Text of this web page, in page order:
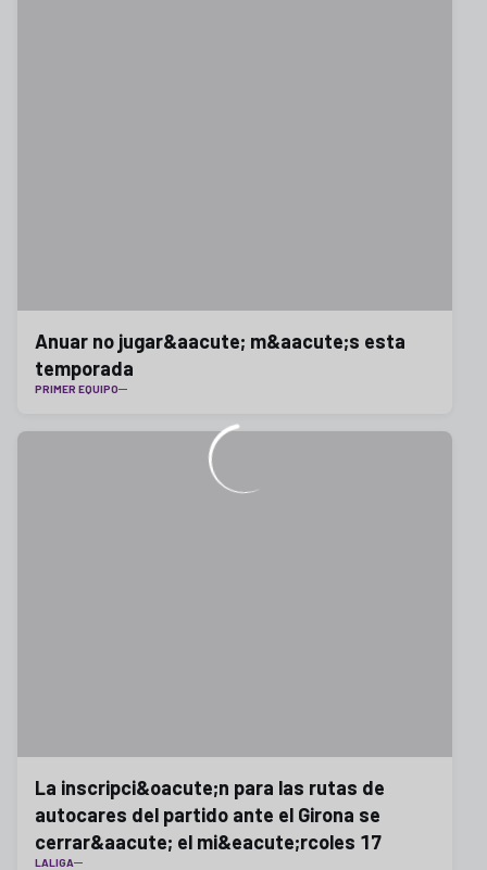
Anuar no jugar&aacute; m&aacute;s esta
temporada
PRIMER EQUIPO
La inscripci&oacute;n para las rutas de
autocares del partido ante el Girona se
cerrar&aacute; el mi&eacute;rcoles 17
LALIGA